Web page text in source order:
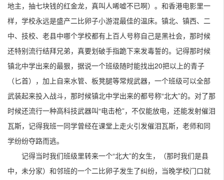
地主，抽七块钱的红金龙，真叫人唏嘘不已啊）。和香港电影里一
样，学校永远是盛产二比卵子小游混最佳的温床。镇北、镇西、二
中、技校、老县中哪个学校都有上百人号称自己是黑社会，那时候
还特别流行结拜兄弟，真要划破手指跪下来发毒誓的。记得那时候
镇北中学出来的最狠，据说一个班级随时能找出20把以上的青子
（匕首），加上自来水管、板凳腿等常规武器，一个班级可以全部
武装起来投入战斗，那时候镇北中学出来的都号称“北大”的。对了那
时候还流行一种高科技武器叫“电击枪”，不仅能放电，还能发射催泪
瓦斯，记得我班一同学曾经在课堂上走火引发催泪瓦斯，老师和同
学纷纷夺路而逃。
记得当时我们班级里转来一个“北大”的女生，（那时我们是县
中，未分家）和邻班的一个二比卵子发生了纠纷，当晚学校门口就